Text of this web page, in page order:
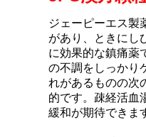
ジェーピーエス製
があり、ときにし
に効果的な鎮痛薬
の不調をしっかり
れがあるものの次
的です。疎経活血
緩和が期待できま